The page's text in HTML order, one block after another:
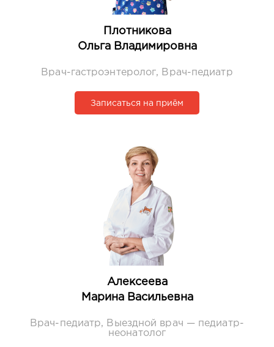
Плотникова
Ольга Владимировна
Врач-гастроэнтеролог, Врач-педиатр
Записаться на приём
Алексеева
Маpина Ваcильевна
Врач-педиатр, Выездной врач — педиатр-
неонатолог